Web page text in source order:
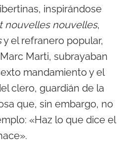
inspirándose
nouvelles nouvelles,
y el refranero popular,
Marti, subrayaban
mandamiento y el
clero, guardián de la
que, sin embargo, no
«Haz lo que dice el